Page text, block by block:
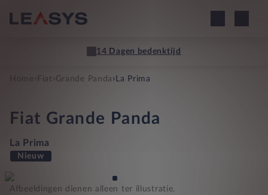
14 Dagen bedenktijd
Home Fiat › Grande Panda › La Prima
Fiat Grande Panda
La Prima
Nieuw
Afbeeldingen dienen alleen ter illustratie.